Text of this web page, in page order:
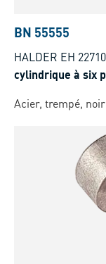
BN 55555
HALDER EH
cylindrique à six
Acier, trempé, noir